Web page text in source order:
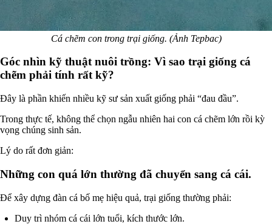
Cá chẽm con trong trại giống. (Ảnh Tepbac)
Góc nhìn kỹ thuật nuôi trồng: Vì sao trại giống cá
chẽm phải tính rất kỹ?
Đây là phần khiến nhiều kỹ sư sản xuất giống phải “đau đầu”.
Trong thực tế, không thể chọn ngẫu nhiên hai con cá chẽm lớn rồi kỳ
vọng chúng sinh sản.
Lý do rất đơn giản:
Những con quá lớn thường đã chuyển sang cá cái.
Để xây dựng đàn cá bố mẹ hiệu quả, trại giống thường phải:
Duy trì nhóm cá cái lớn tuổi, kích thước lớn.